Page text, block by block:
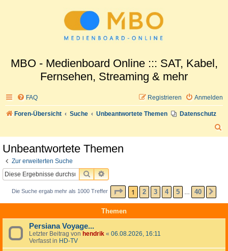
MBO - Medienboard Online ::: SAT, Kabel,
Fernsehen, Streaming & mehr
FAQ Anmelden
Registrieren
Foren-Übersicht Suche Unbeantwortete Themen
Datenschutz
Unbeantwortete Themen
Zur erweiterten Suche
SUCHEERWEITERTE SUCHE
Die Suche ergab mehr als 1000 Treffer SEITE1 VON40
1 2 3 4 5 40
Themen
Persiana Voyage...
Letzter Beitrag von hendrik « 06.08.2026, 16:11
Verfasst in HD-TV